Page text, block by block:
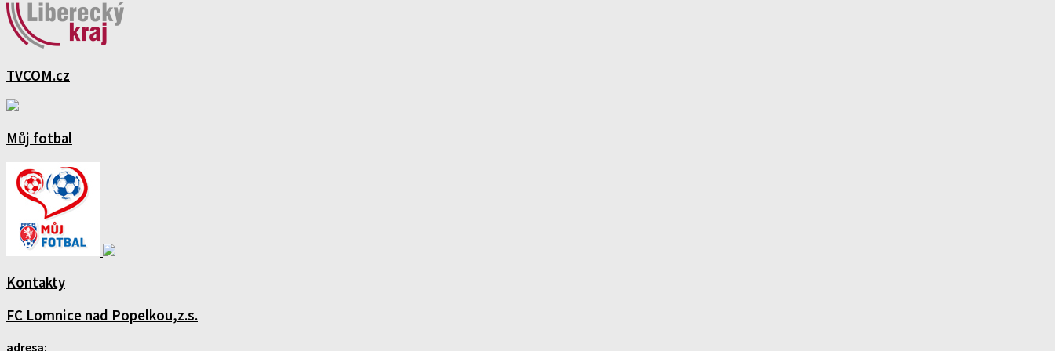
TVCOM.cz
Můj fotbal
Kontakty
FC Lomnice nad Popelkou,z.s.
adresa: